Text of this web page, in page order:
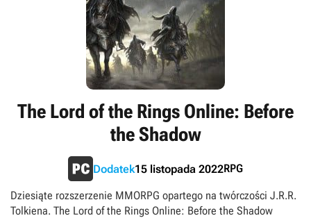
The Lord of the Rings Online: Before
the Shadow
Dodatek15 listopada 2022RPG
Dziesiąte rozszerzenie MMORPG opartego na twórczości J.R.R.
Tolkiena. The Lord of the Rings Online: Before the Shadow